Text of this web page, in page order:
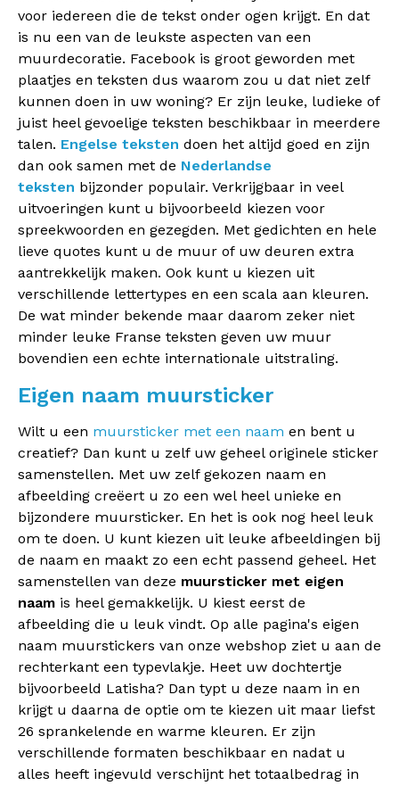
voor iedereen die de tekst onder ogen krijgt. En dat
is nu een van de leukste aspecten van een
muurdecoratie. Facebook is groot geworden met
plaatjes en teksten dus waarom zou u dat niet zelf
kunnen doen in uw woning? Er zijn leuke, ludieke of
juist heel gevoelige teksten beschikbaar in meerdere
talen. Engelse teksten doen het altijd goed en zijn
dan ook samen met de Nederlandse
teksten bijzonder populair. Verkrijgbaar in veel
uitvoeringen kunt u bijvoorbeeld kiezen voor
spreekwoorden en gezegden. Met gedichten en hele
lieve quotes kunt u de muur of uw deuren extra
aantrekkelijk maken. Ook kunt u kiezen uit
verschillende lettertypes en een scala aan kleuren.
De wat minder bekende maar daarom zeker niet
minder leuke Franse teksten geven uw muur
bovendien een echte internationale uitstraling.
Eigen naam muursticker
Wilt u een muursticker met een naam en bent u
creatief? Dan kunt u zelf uw geheel originele sticker
samenstellen. Met uw zelf gekozen naam en
afbeelding creëert u zo een wel heel unieke en
bijzondere muursticker. En het is ook nog heel leuk
om te doen. U kunt kiezen uit leuke afbeeldingen bij
de naam en maakt zo een echt passend geheel. Het
samenstellen van deze muursticker met eigen
naam is heel gemakkelijk. U kiest eerst de
afbeelding die u leuk vindt. Op alle pagina's eigen
naam muurstickers van onze webshop ziet u aan de
rechterkant een typevlakje. Heet uw dochtertje
bijvoorbeeld Latisha? Dan typt u deze naam in en
krijgt u daarna de optie om te kiezen uit maar liefst
26 sprankelende en warme kleuren. Er zijn
verschillende formaten beschikbaar en nadat u
alles heeft ingevuld verschijnt het totaalbedrag in